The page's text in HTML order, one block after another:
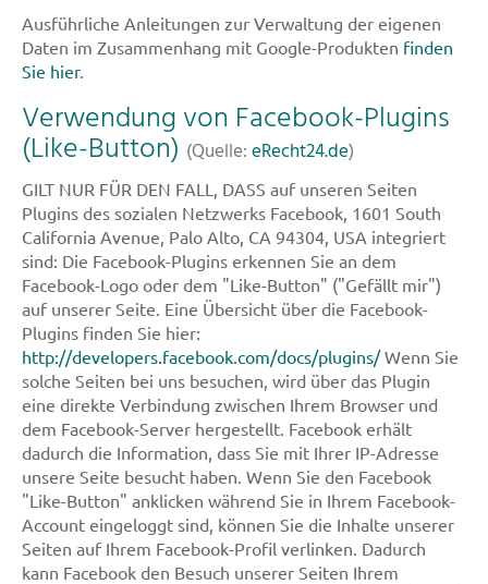
Ausführliche Anleitungen zur Verwaltung der eigenen
Daten im Zusammenhang mit Google-Produkten finden
Sie hier.
Verwendung von Facebook-Plugins
(Like-Button) (Quelle:eRecht24.de)
GILT NUR FÜR DEN FALL, DASS auf unseren Seiten
Plugins des sozialen Netzwerks Facebook, 1601 South
California Avenue, Palo Alto, CA 94304, USA integriert
sind: Die Facebook-Plugins erkennen Sie an dem
Facebook-Logo oder dem "Like-Button" ("Gefällt mir")
auf unserer Seite. Eine Übersicht über die Facebook-
Plugins finden Sie hier:
http://developers.facebook.com/docs/plugins/Wenn Sie
solche Seiten bei uns besuchen, wird über das Plugin
eine direkte Verbindung zwischen Ihrem Browser und
dem Facebook-Server hergestellt. Facebook erhält
dadurch die Information, dass Sie mit Ihrer IP-Adresse
unsere Seite besucht haben. Wenn Sie den Facebook
"Like-Button" anklicken während Sie in Ihrem Facebook-
Account eingeloggt sind, können Sie die Inhalte unserer
Seiten auf Ihrem Facebook-Profil verlinken. Dadurch
kann Facebook den Besuch unserer Seiten Ihrem